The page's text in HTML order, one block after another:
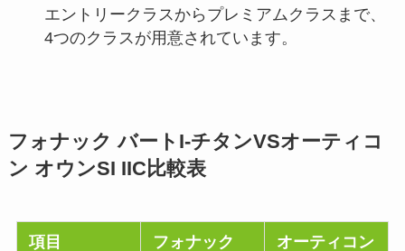
エントリークラスからプレミアムクラスまで、
4つのクラスが用意されています。
フォナック バートI-チタンVSオーティコ
ン オウンSI IIC比較表
項目
フォナック
オーティコン